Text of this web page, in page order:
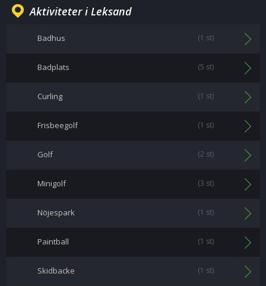
Aktiviteter i Leksand
Badhus (1 st)
Badplats (5 st)
Curling (1 st)
Frisbeegolf (1 st)
Golf (2 st)
Minigolf (3 st)
Nöjespark (1 st)
Paintball (1 st)
Skidbacke (1 st)